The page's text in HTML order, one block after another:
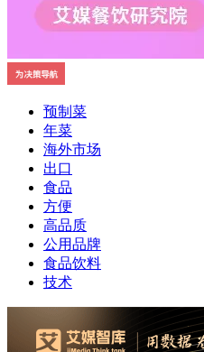
预制菜
年菜
海外市场
出口
食品
方便
高品质
公用品牌
食品饮料
技术